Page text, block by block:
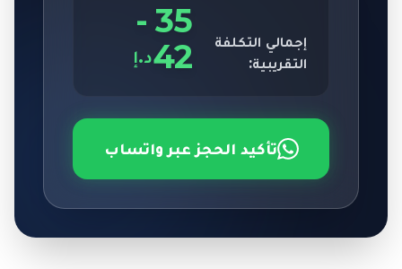
إجمالي التكلفة
التقريبية:
35
-
42د.إ
تأكيد الحجز عبر واتساب